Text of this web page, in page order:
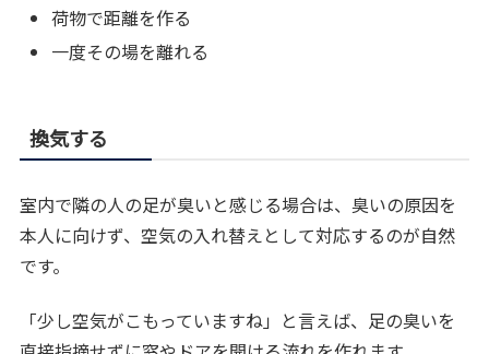
荷物で距離を作る
一度その場を離れる
換気する
室内で隣の人の足が臭いと感じる場合は、臭いの原因を
本人に向けず、空気の入れ替えとして対応するのが自然
です。
「少し空気がこもっていますね」と言えば、足の臭いを